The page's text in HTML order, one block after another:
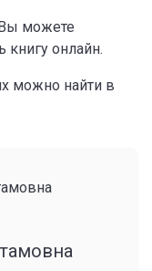
можете
книгу онлайн.
можно найти в